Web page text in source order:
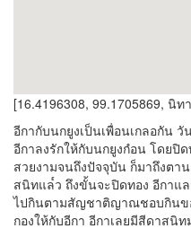
[16.4196308, 99.1705869, นิ
อีกากับนกยูงเป็นเพื่อนเกลอกัน
อีกาลงรักให้กับนกยูงกํอน โดยปิ
สวยงามจนถึงปัจจุบัน ก็มาถึงตา
สนิทแล๎ว ถึงขั้นจะปิดทอง อีกาแ
ไปกินตามสัญชาติญาณชอบกินขอ
กองให้กับอีกา อีกาเลยมีสีดาสนิ